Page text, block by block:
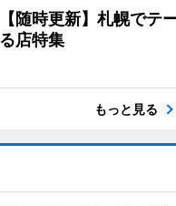
【随時更新】札幌でテ
る店特集
もっと見る